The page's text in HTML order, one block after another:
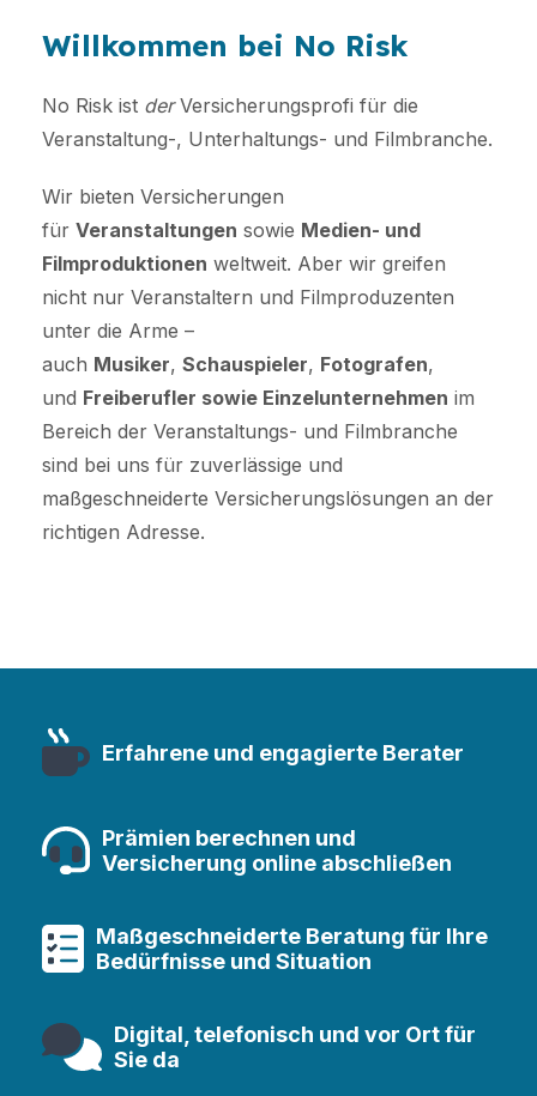
Willkommen bei No Risk
No Risk ist derVersicherungsprofi für die
Veranstaltung-, Unterhaltungs- und Filmbranche.
Wir bieten Versicherungen
für Veranstaltungen sowie Medien- und
Filmproduktionen weltweit. Aber wir greifen
nicht nur Veranstaltern und Filmproduzenten
unter die Arme –
auch Musiker, Schauspieler, Fotografen,
und Freiberufler sowie Einzelunternehmen im
Bereich der Veranstaltungs- und Filmbranche
sind bei uns für zuverlässige und
maßgeschneiderte Versicherungslösungen an der
richtigen Adresse.
Erfahrene und engagierte Berater
Prämien berechnen und
Versicherung online abschließen
Maßgeschneiderte Beratung für Ihre
Bedürfnisse und Situation
Digital, telefonisch und vor Ort für
Sie da